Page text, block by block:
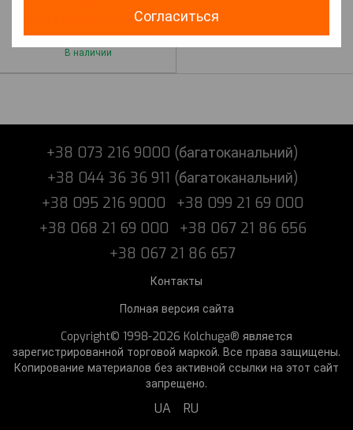
Согласиться
Защита на Jac S 3 (2020-
2024 г.) II поколение
В наличии
+38 073 216 9000 (багатоканальний)
+38 044 36 36 911 (багатоканальний)
+38 095 216 9000
+38 099 21 69 000
+38 068 21 69 000
+38 067 21 86 656
+38 067 21 86 657
Контакты
Полная версия сайта
Copyright© 1998-2026 Kolchuga® является
зарегистрированной торговой маркой. Все права защищены.
Копирование материалов без активной ссылки на этот сайт
запрещено.
UA RU